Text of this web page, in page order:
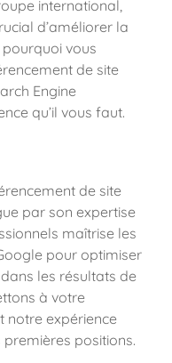
international,
d’améliorer la
pourquoi vous
de site
Engine
qu’il vous faut.
de site
par son expertise
maîtrise les
pour optimiser
les résultats de
à votre
notre expérience
positions.